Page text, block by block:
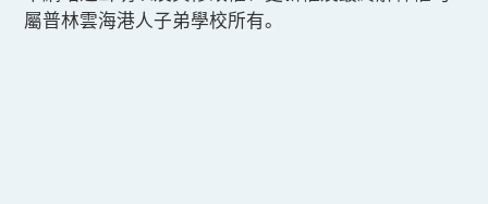
屬普林雲海港人子弟學校所有。